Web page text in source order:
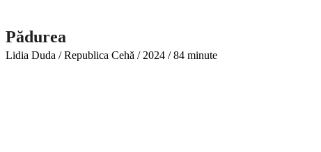
Pădurea
Lidia Duda / Republica Cehă / 2024 / 84 minute